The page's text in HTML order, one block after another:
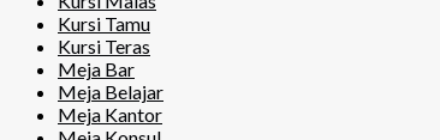
Kursi Tamu
Kursi Teras
Meja Bar
Meja Belajar
Meja Kantor